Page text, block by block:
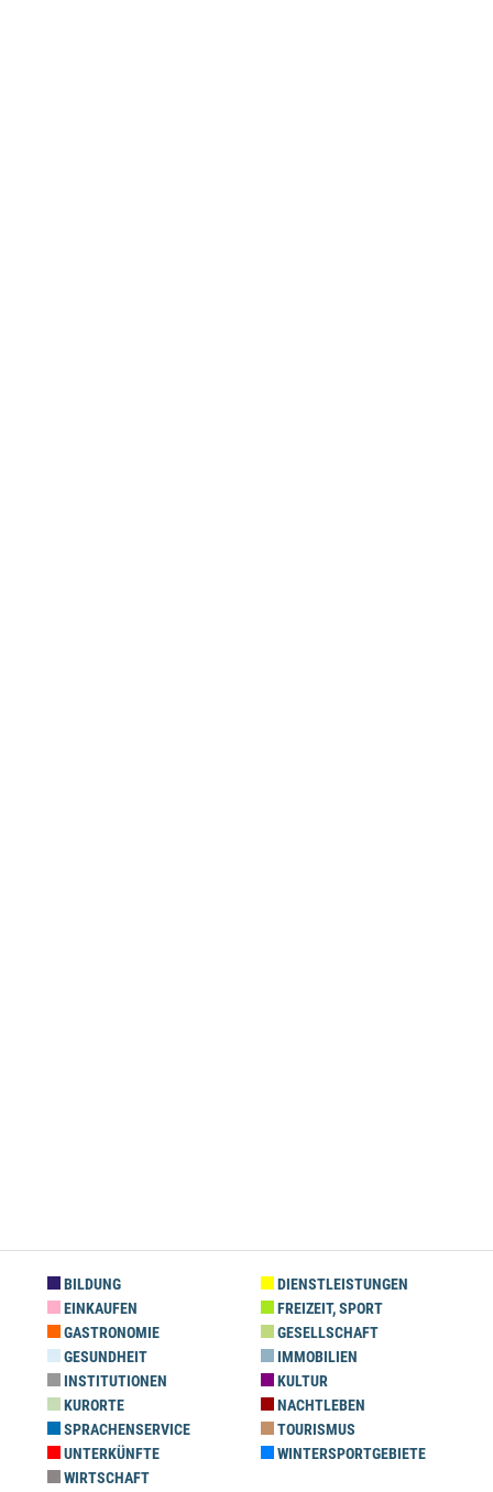
BILDUNG
DIENSTLEISTUNGEN
EINKAUFEN
FREIZEIT, SPORT
GASTRONOMIE
GESELLSCHAFT
GESUNDHEIT
IMMOBILIEN
INSTITUTIONEN
KULTUR
KURORTE
NACHTLEBEN
SPRACHENSERVICE
TOURISMUS
UNTERKÜNFTE
WINTERSPORTGEBIETE
WIRTSCHAFT